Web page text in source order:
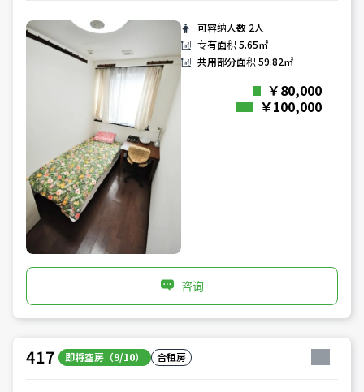
可容纳人数 2人
专有面积5.65㎡
共用部分面积59.82㎡
￥80,000
￥100,000
咨询
417 即将空房（9/10） 合租房